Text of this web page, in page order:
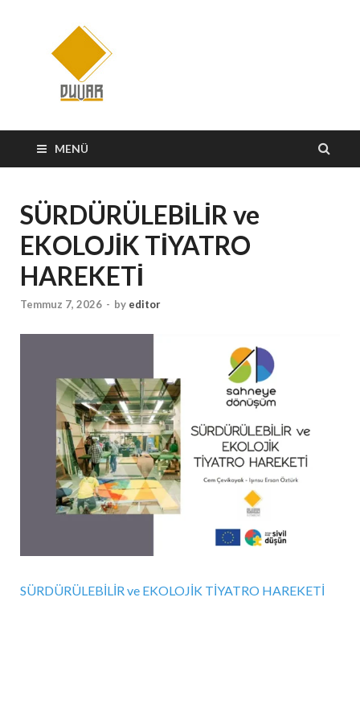
MENÜ
SÜRDÜRÜLEBİLİR ve
EKOLOJİK TİYATRO
HAREKETİ
Temmuz 7, 2026 - by editor
SÜRDÜRÜLEBİLİR ve EKOLOJİK TİYATRO HAREKETİ